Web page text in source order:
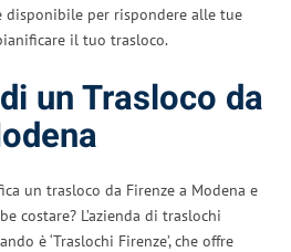
disponibile per rispondere alle tue
il tuo trasloco.
un Trasloco da
un trasloco da Firenze a Modena e
costare? L’azienda di traslochi
è ‘Traslochi Firenze’, che offre